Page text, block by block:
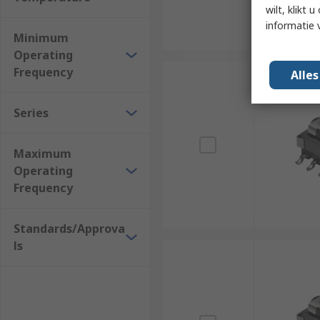
Minimum
Operating
Frequency
Series
Maximum
Operating
Frequency
Standards/Approva
ls
wilt, klikt u
informatie